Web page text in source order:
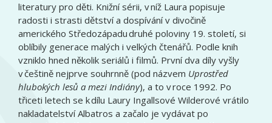
literatury pro děti. Knižní sérii, v níž Laura popisuje
radosti i strasti dětství a dospívání v divočině
amerického Středozápadu druhé poloviny 19. století, si
oblíbily generace malých i velkých čtenářů. Podle knih
vzniklo hned několik seriálů i filmů. První dva díly vyšly
v češtině nejprve souhrnně (pod názvem Uprostřed
hlubokých lesů a mezi Indiány), a to v roce 1992. Po
třiceti letech se k dílu Laury Ingallsové Wilderové vrátilo
nakladatelství Albatros a začalo je vydávat po